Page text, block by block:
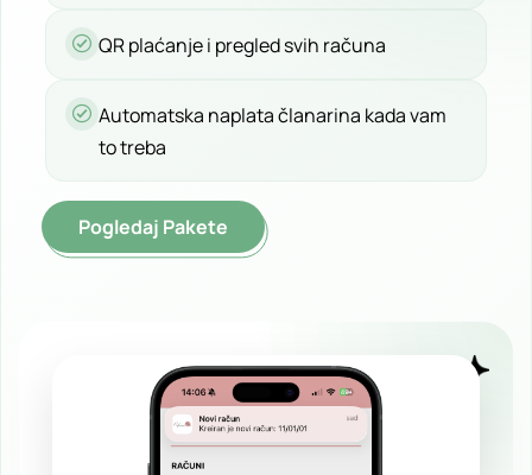
QR plaćanje i pregled svih računa
Automatska naplata članarina kada vam
to treba
Pogledaj Pakete